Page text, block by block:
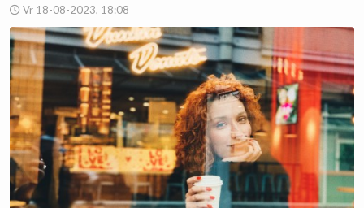
Vr 18-08-2023, 18:08